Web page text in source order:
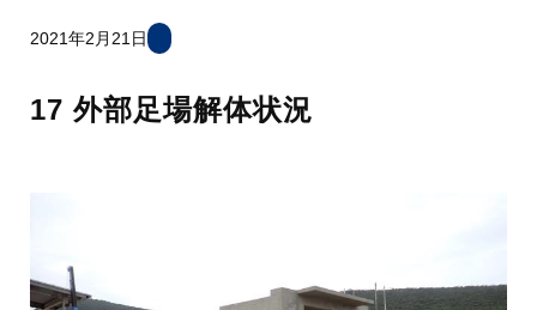
2021年2月21日
17 外部足場解体状況